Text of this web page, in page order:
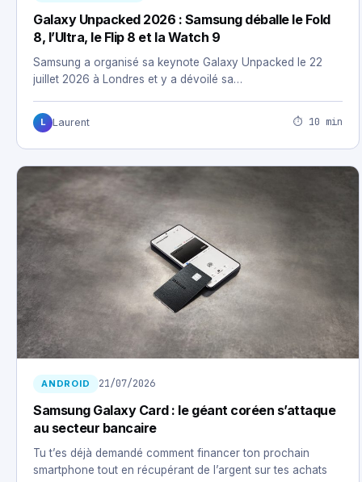
Galaxy Unpacked 2026 : Samsung déballe le Fold
8, l’Ultra, le Flip 8 et la Watch 9
Samsung a organisé sa keynote Galaxy Unpacked le 22
juillet 2026 à Londres et y a dévoilé sa…
L Laurent ⏱ 10 min
ANDROID 21/07/2026
Samsung Galaxy Card : le géant coréen s’attaque
au secteur bancaire
Tu t’es déjà demandé comment financer ton prochain
smartphone tout en récupérant de l’argent sur tes achats